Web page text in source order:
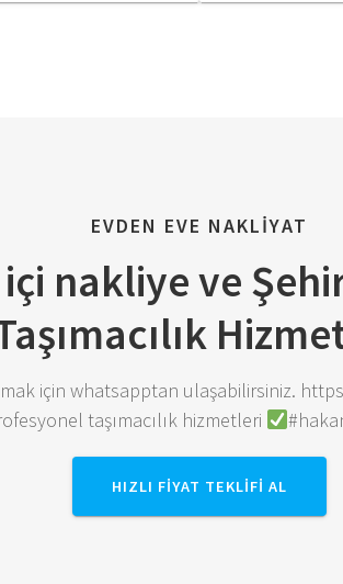
EVDEN EVE NAKLİYAT
nakliye ve
için whatsapptan ulaşabilirsiniz.
taşımacılık hizmetleri
HIZLI FIYAT TEKLIFI AL